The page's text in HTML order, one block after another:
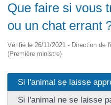
Que faire si vous
ou un chat errant
Vérifié le 26/11/2021 - Direction de
(Première ministre)
Si l'animal se laisse
Si l'animal ne se laisse